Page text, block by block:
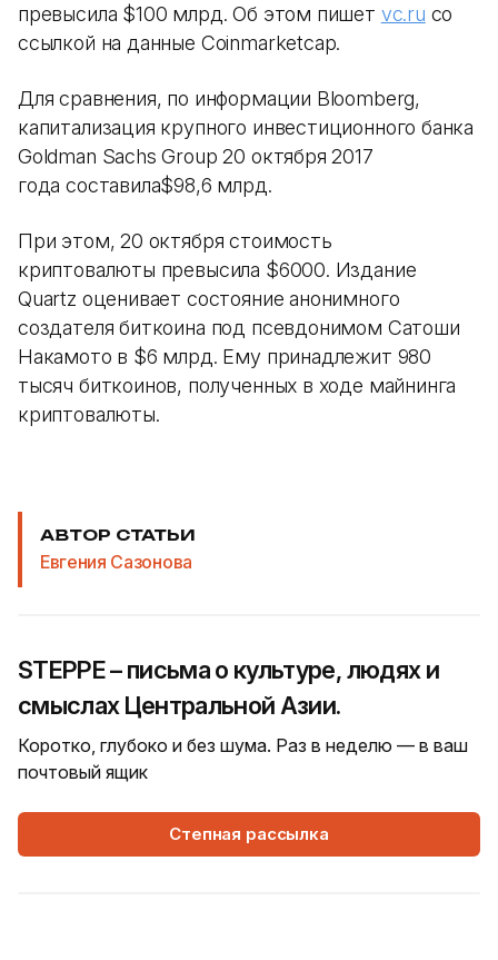
превысила $100 млрд. Об этом пишет vc.ru со
ссылкой на данные Coinmarketcap.
Для сравнения, по информации Bloomberg,
капитализация крупного инвестиционного банка
Goldman Sachs Group 20 октября 2017
года составила$98,6 млрд.
При этом, 20 октября стоимость
криптовалюты превысила $6000. Издание
Quartz оценивает состояние анонимного
создателя биткоина под псевдонимом Сатоши
Накамото в $6 млрд. Ему принадлежит 980
тысяч биткоинов, полученных в ходе майнинга
криптовалюты.
АВТОР СТАТЬИ
Евгения Сазонова
STEPPE – письма о культуре, людях и
смыслах Центральной Азии.
Коротко, глубоко и без шума. Раз в неделю — в ваш
почтовый ящик
Степная рассылка